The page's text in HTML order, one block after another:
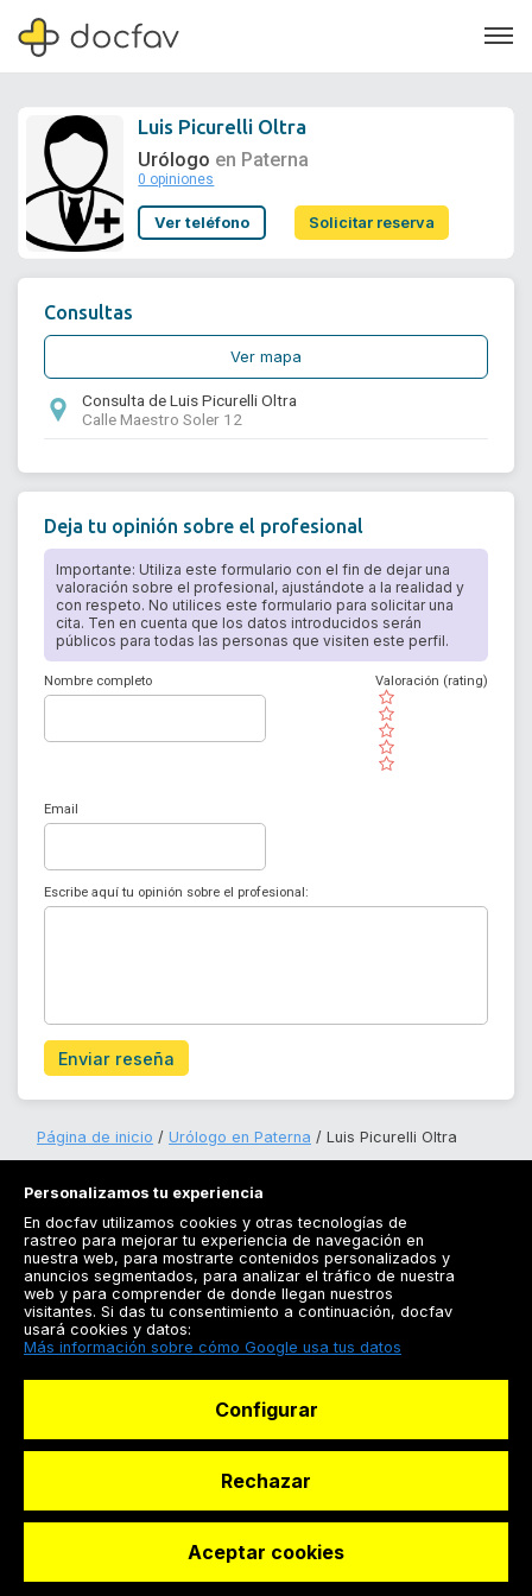
Soporte
Luis Picurelli Oltra
Urólogo en Paterna
0 opiniones
Ver teléfono Solicitar reserva
Solicitar reserva
Consultas
Ver mapa
Consulta de Luis Picurelli Oltra
Calle Maestro Soler 12
Deja tu opinión sobre el profesional
Importante: Utiliza este formulario con el fin de dejar una
valoración sobre el profesional, ajustándote a la realidad y
con respeto. No utilices este formulario para solicitar una
cita. Ten en cuenta que los datos introducidos serán
públicos para todas las personas que visiten este perfil.
Nombre completo
( )
( )
( )
( )
( )
Valoración (rating)
Email
Escribe aquí tu opinión sobre el profesional:
Enviar reseña
Página de inicio Urólogo en Paterna Luis Picurelli Oltra
Registrarse
Docfav
© Dashboard Technologies S.L
Personalizamos tu experiencia
En docfav utilizamos cookies y otras tecnologías de
rastreo para mejorar tu experiencia de navegación en
nuestra web, para mostrarte contenidos personalizados y
anuncios segmentados, para analizar el tráfico de nuestra
web y para comprender de donde llegan nuestros
visitantes. Si das tu consentimiento a continuación, docfav
usará cookies y datos:
Más información sobre cómo Google usa tus datos
Configurar
Rechazar
Aceptar cookies